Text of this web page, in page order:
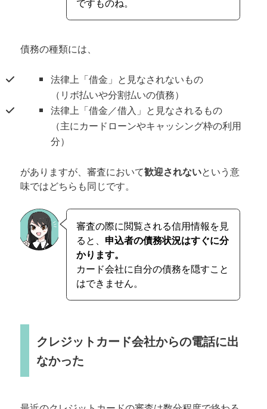
ですものね。
債務の種類には、
法律上「借金」と見なされないもの
（リボ払いや分割払いの債務）
法律上「借金／借入」と見なされるもの
（主にカードローンやキャッシング枠の利用
分）
がありますが、審査において歓迎されないという意
味ではどちらも同じです。
審査の際に閲覧される信用情報を見
ると、 申込者の債務状況はすぐに分
かります。
カード会社に自分の債務を隠すこと
はできません。
クレジットカード会社からの電話に出
なかった